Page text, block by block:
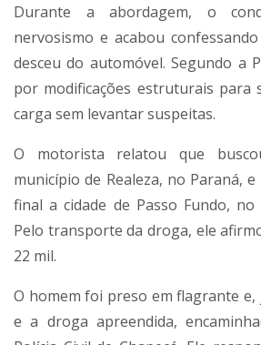
Durante a abordagem, o
nervosismo e acabou
desceu do automóvel. Segundo a
por modificações estruturais para
carga sem levantar suspeitas.
O motorista relatou que
município de Realeza, no Paraná,
final a cidade de Passo Fundo, no
Pelo transporte da droga, ele
22 mil.
O homem foi preso em flagrante
e a droga apreendida,